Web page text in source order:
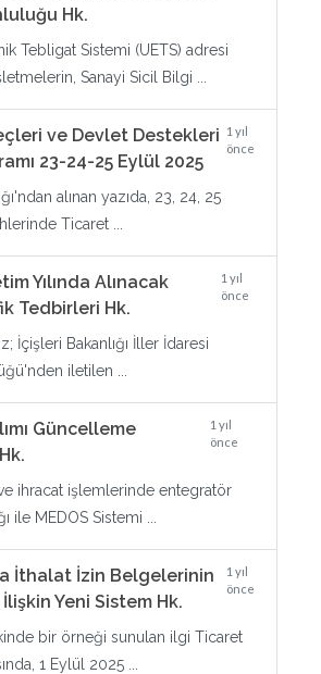
Hk.
Tebligat Sistemi (UETS) adresi
Sanayi Sicil Bilgi ...
ve Devlet Destekleri
23-24-25 Eylül 2025
1 yıl
önce
alınan yazıda, 23, 24, 25
Ticaret ...
Yılında Alınacak
Tedbirleri Hk.
1 yıl
önce
İçişleri Bakanlığı İller İdaresi
iletilen ...
Güncelleme
1 yıl
önce
ihracat işlemlerinde entegratör
ile MEDOS Sistemi ...
İthalat İzin Belgelerinin
Yeni Sistem Hk.
1 yıl
önce
bir örneği sunulan ilgi Ticaret
1 Eylül 2025 ...